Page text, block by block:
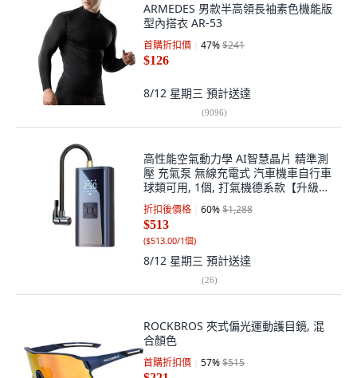
ARMEDES 男款半高領長袖素色機能版
型內搭衣 AR-53
首購折扣價 47%$241
$126
8/12 星期三 預計送達
(9096)
高性能空氣動力學 AI智慧晶片 精準測
壓 充氣泵 無線充電式 汽車機車自行車
球類可用, 1個, 打氣機德系款【升級低
噪書丨超級速充】, 黑色
折扣後價格 60%$1,288
$513
($513.00/1個)
8/12 星期三 預計送達
(26)
ROCKBROS 夾式偏光運動護目鏡, 混
合顏色
首購折扣價 57%$515